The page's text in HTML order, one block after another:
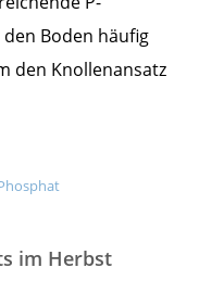
Boden häufig
den Knollenansatz
im Herbst